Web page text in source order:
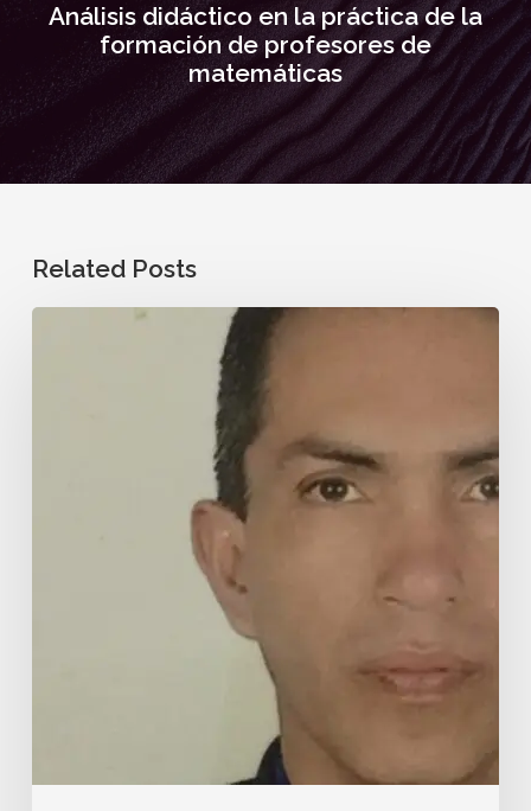
Análisis didáctico en la práctica de la
formación de profesores de
matemáticas
Related Posts